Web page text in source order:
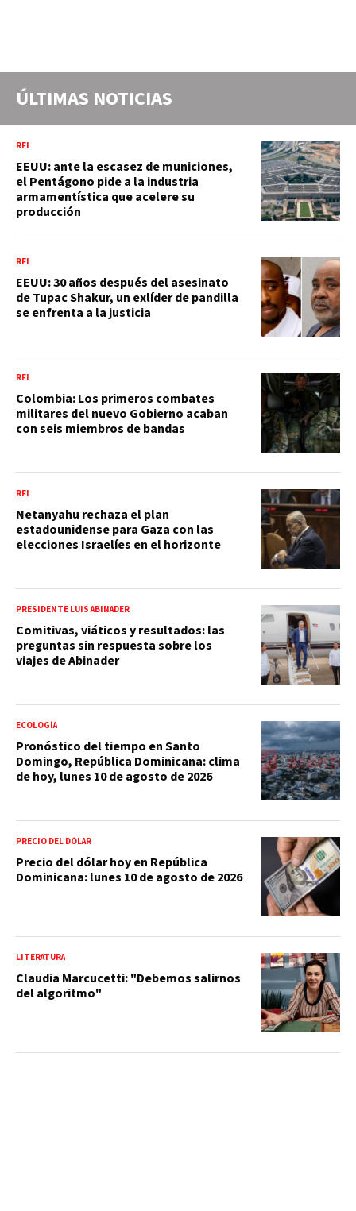
ÚLTIMAS NOTICIAS
RFI
EEUU: ante la escasez de municiones,
el Pentágono pide a la industria
armamentística que acelere su
producción
RFI
EEUU: 30 años después del asesinato
de Tupac Shakur, un exlíder de pandilla
se enfrenta a la justicia
RFI
Colombia: Los primeros combates
militares del nuevo Gobierno acaban
con seis miembros de bandas
RFI
Netanyahu rechaza el plan
estadounidense para Gaza con las
elecciones Israelíes en el horizonte
PRESIDENTE LUIS ABINADER
Comitivas, viáticos y resultados: las
preguntas sin respuesta sobre los
viajes de Abinader
ECOLOGÍA
Pronóstico del tiempo en Santo
Domingo, República Dominicana: clima
de hoy, lunes 10 de agosto de 2026
PRECIO DEL DÓLAR
Precio del dólar hoy en República
Dominicana: lunes 10 de agosto de 2026
LITERATURA
Claudia Marcucetti: "Debemos salirnos
del algoritmo"